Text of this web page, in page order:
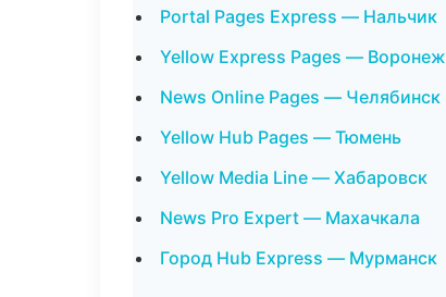
Portal Pages Express — Нальчик
Yellow Express Pages — Воронеж
News Online Pages — Челябинск
Yellow Hub Pages — Тюмень
Yellow Media Line — Хабаровск
News Pro Expert — Махачкала
Город Hub Express — Мурманск